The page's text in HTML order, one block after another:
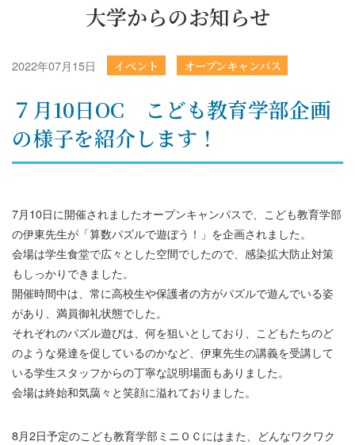
大学からのお知らせ
2022年07月15日 イベント オープンキャンパス
７月10日OC こども教育学部企画
の様子を紹介します！
7月10日に開催されましたオープンキャンパスで、こども教育学部
の伊東先生が「算数パズルで遊ぼう！」を企画されました。
会場は学生食堂で広々とした空間でしたので、感染拡大防止対策
もしっかりできました。
開催時間中は、常に高校生や保護者の方がパズルで遊んでいる姿
があり、満員御礼状態でした。
それぞれのパズル遊びは、何を狙いとしており、こどもたちのど
のような発達を促しているのかなど、伊東先生の講義を受講して
いる学生スタッフからの丁寧な説明場面もありました。
会場は終始和気藹々と笑顔に溢れておりました。
8月2日予定のこども教育学部ミニＯＣにはまた、どんなワクワク